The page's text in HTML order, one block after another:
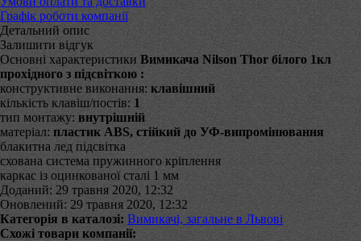
Графік роботи компанії
Детальний опис
Залишити відгук
Основні характеристики Вимикача Nilson Thor білого 1кл
прохідного з підсвіткою :
конструктивне виконання: клавішний
кількість клавіш/постів: 1
тип монтажу: внутрішній
матеріал: пластик ABS, стійкий до УФ-випромінювання
блакитна лед підсвітка
схована система пружинного кріплення
каркас із оцинкованої сталі 1 мм
Доданий: 29 травня 2020, 12:32
Оновлений: 29 травня 2020, 12:32
Категорія в каталозі: Вимикачі, загальне в Львові
Схожі товари компанії: